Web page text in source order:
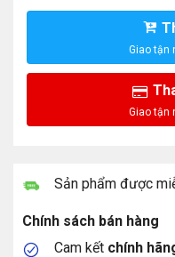
Sản phẩm được
Chính sách bán hàng
Cam kết chính